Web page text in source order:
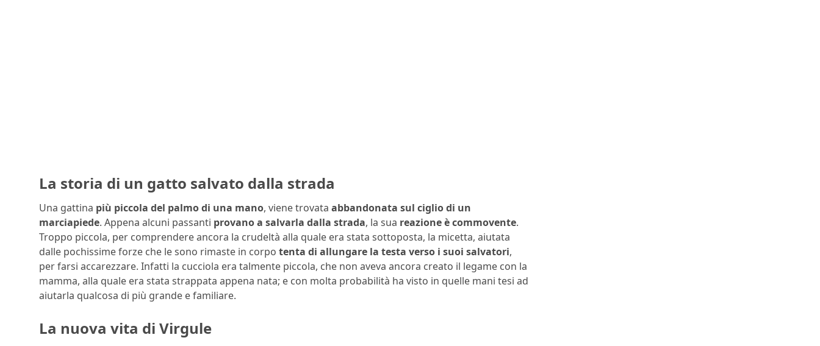
La storia di un gatto salvato dalla strada
Una gattina più piccola del palmo di una mano, viene trovata abbandonata sul ciglio di un
marciapiede. Appena alcuni passanti provano a salvarla dalla strada, la sua reazione è commovente.
Troppo piccola, per comprendere ancora la crudeltà alla quale era stata sottoposta, la micetta, aiutata
dalle pochissime forze che le sono rimaste in corpo tenta di allungare la testa verso i suoi salvatori,
per farsi accarezzare. Infatti la cucciola era talmente piccola, che non aveva ancora creato il legame con la
mamma, alla quale era stata strappata appena nata; e con molta probabilità ha visto in quelle mani tesi ad
aiutarla qualcosa di più grande e familiare.
La nuova vita di Virgule